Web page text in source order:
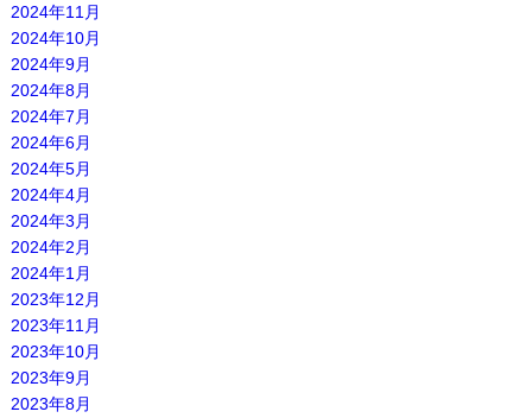
2024年11月
2024年10月
2024年9月
2024年8月
2024年7月
2024年6月
2024年5月
2024年4月
2024年3月
2024年2月
2024年1月
2023年12月
2023年11月
2023年10月
2023年9月
2023年8月